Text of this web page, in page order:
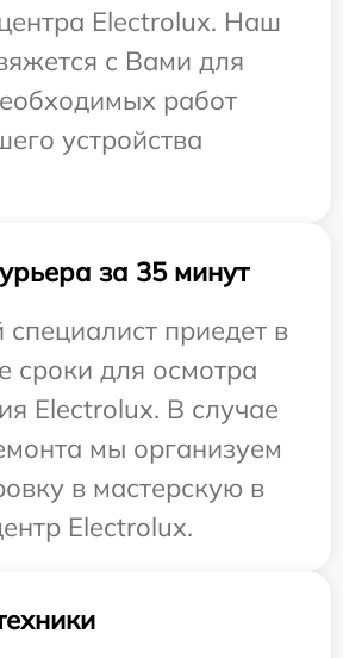
Electrolux. Наш
с Вами для
работ
устройства
за 35 минут
специалист приедет в
сроки для осмотра
Electrolux. В случае
мы организуем
в мастерскую в
Electrolux.